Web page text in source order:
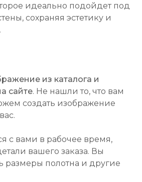
идеально подойдет под
сохраняя эстетику и
из каталога и
сайте. Не нашли то, что вам
создать изображение
с вами в рабочее время,
вашего заказа. Вы
размеры полотна и другие